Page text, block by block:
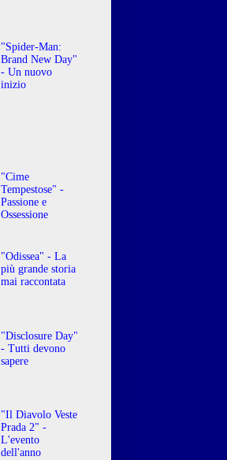
"Spider-Man:
Brand New Day"
- Un nuovo
inizio
"Cime
Tempestose" -
Passione e
Ossessione
"Odissea" - La
più grande storia
mai raccontata
"Disclosure Day"
- Tutti devono
sapere
"Il Diavolo Veste
Prada 2" -
L'evento
dell'anno